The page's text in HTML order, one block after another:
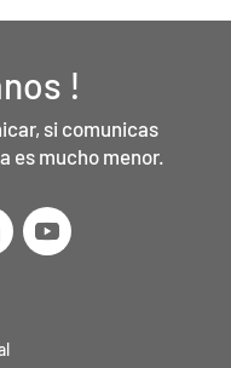
!
si comunicas
es mucho menor.